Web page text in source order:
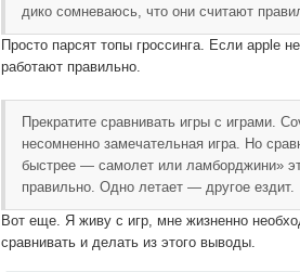
дико сомневаюсь, что они считают
Просто парсят топы гроссинга. Если apple
работают правильно.
Прекратите сравнивать игры с играми.
несомненно замечательная игра. Но
быстрее — самолет или ламборджини»
правильно. Одно летает — другое ездит.
Вот еще. Я живу с игр, мне жизненно
сравнивать и делать из этого выводы.